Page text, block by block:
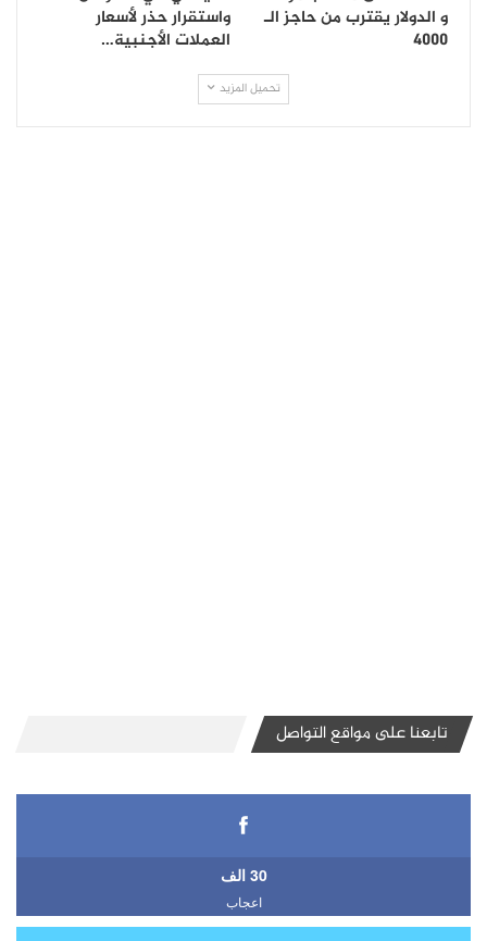
و الدولار يقترب من حاجز الـ
4000
واستقرار حذر لأسعار
العملات الأجنبية…
تحميل المزيد
تابعنا على مواقع التواصل
30 الف
اعجاب